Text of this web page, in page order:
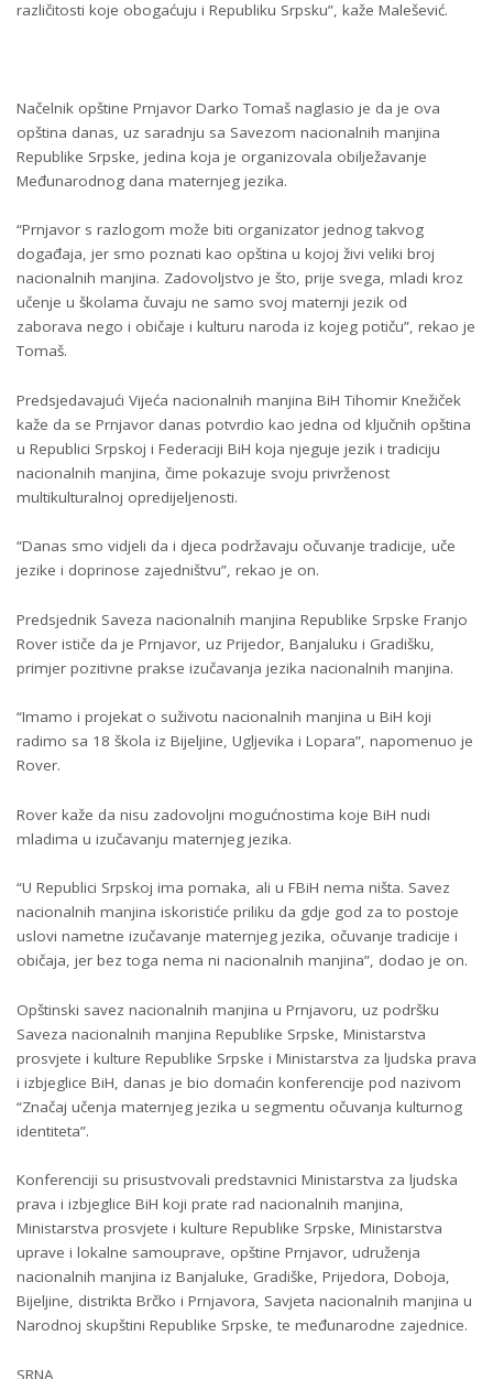
različitosti koje obogaćuju i Republiku Srpsku”, kaže Malešević.
Načelnik opštine Prnjavor Darko Tomaš naglasio je da je ova
opština danas, uz saradnju sa Savezom nacionalnih manjina
Republike Srpske, jedina koja je organizovala obilježavanje
Međunarodnog dana maternjeg jezika.
“Prnjavor s razlogom može biti organizator jednog takvog
događaja, jer smo poznati kao opština u kojoj živi veliki broj
nacionalnih manjina. Zadovoljstvo je što, prije svega, mladi kroz
učenje u školama čuvaju ne samo svoj maternji jezik od
zaborava nego i običaje i kulturu naroda iz kojeg potiču”, rekao je
Tomaš.
Predsjedavajući Vijeća nacionalnih manjina BiH Tihomir Knežiček
kaže da se Prnjavor danas potvrdio kao jedna od ključnih opština
u Republici Srpskoj i Federaciji BiH koja njeguje jezik i tradiciju
nacionalnih manjina, čime pokazuje svoju privrženost
multikulturalnoj opredijeljenosti.
“Danas smo vidjeli da i djeca podržavaju očuvanje tradicije, uče
jezike i doprinose zajedništvu”, rekao je on.
Predsjednik Saveza nacionalnih manjina Republike Srpske Franjo
Rover ističe da je Prnjavor, uz Prijedor, Banjaluku i Gradišku,
primjer pozitivne prakse izučavanja jezika nacionalnih manjina.
“Imamo i projekat o suživotu nacionalnih manjina u BiH koji
radimo sa 18 škola iz Bijeljine, Ugljevika i Lopara”, napomenuo je
Rover.
Rover kaže da nisu zadovoljni mogućnostima koje BiH nudi
mladima u izučavanju maternjeg jezika.
“U Republici Srpskoj ima pomaka, ali u FBiH nema ništa. Savez
nacionalnih manjina iskoristiće priliku da gdje god za to postoje
uslovi nametne izučavanje maternjeg jezika, očuvanje tradicije i
običaja, jer bez toga nema ni nacionalnih manjina”, dodao je on.
Opštinski savez nacionalnih manjina u Prnjavoru, uz podršku
Saveza nacionalnih manjina Republike Srpske, Ministarstva
prosvjete i kulture Republike Srpske i Ministarstva za ljudska prava
i izbjeglice BiH, danas je bio domaćin konferencije pod nazivom
“Značaj učenja maternjeg jezika u segmentu očuvanja kulturnog
identiteta”.
Konferenciji su prisustvovali predstavnici Ministarstva za ljudska
prava i izbjeglice BiH koji prate rad nacionalnih manjina,
Ministarstva prosvjete i kulture Republike Srpske, Ministarstva
uprave i lokalne samouprave, opštine Prnjavor, udruženja
nacionalnih manjina iz Banjaluke, Gradiške, Prijedora, Doboja,
Bijeljine, distrikta Brčko i Prnjavora, Savjeta nacionalnih manjina u
Narodnoj skupštini Republike Srpske, te međunarodne zajednice.
SRNA